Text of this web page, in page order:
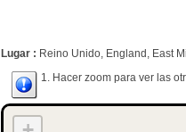
Lugar : Reino Unido, England, East
1. Hacer zoom para ver las